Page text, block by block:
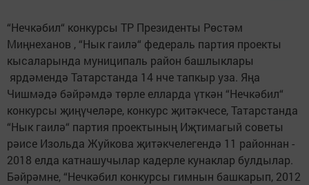
“Нечкәбил“ конкурсы ТР Президенты Рөстәм
Миңнеханов , “Нык гаилә“ федераль партия проекты
кысаларында муниципаль район башлыклары
ярдәмендә Татарстанда 14 нче тапкыр уза. Яңа
Чишмәдә бәйрәмдә төрле елларда үткән “Нечкәбил“
конкурсы җиңүчеләре, конкурс җитәкчесе, Татарстанда
“Нык гаилә“ партия проектының Иҗтимагый советы
рәисе Изольда Жуйкова җитәкчелегендә 11 районнан -
2018 елда катнашучылар кадерле кунаклар булдылар.
Бәйрәмне, “Нечкәбил конкурсы гимнын башкарып, 2012